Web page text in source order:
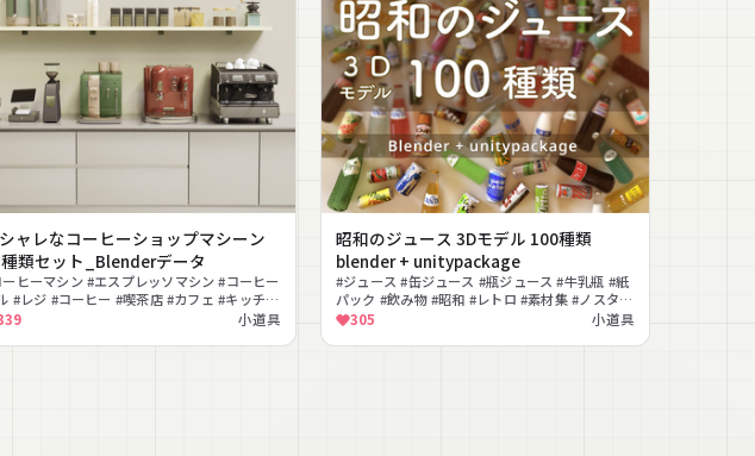
ャレなコーヒーショップマシーン
類セット_Blenderデータ
ヒーマシン #エスプレッソマシン #コーヒー
#レジ #コーヒー #喫茶店 #カフェ #キッチン
#機械 #業務用
小道具
昭和のジュース 3Dモデル 100種類
blender + unitypackage
#ジュース #缶ジュース #瓶ジュース #牛乳瓶 #紙
パック #飲み物 #昭和 #レトロ #素材集 #ノスタル
ジック
305 小道具